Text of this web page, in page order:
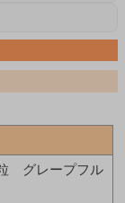
グレープフル